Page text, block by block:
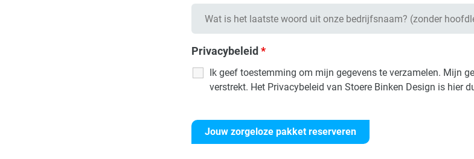
Privacybeleid *
Ik geef toestemming om mijn gegevens te verzamelen. Mijn
verstrekt. Het Privacybeleid van Stoere Binken Design is hier